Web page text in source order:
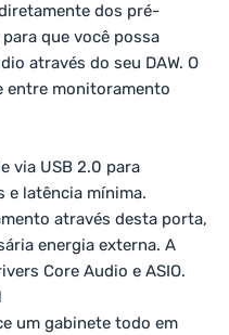
dos pré-
que você possa
através do seu DAW. O
entre monitoramento
via USB 2.0 para
e latência mínima.
através desta porta,
energia externa. A
Core Audio e ASIO.
um gabinete todo em